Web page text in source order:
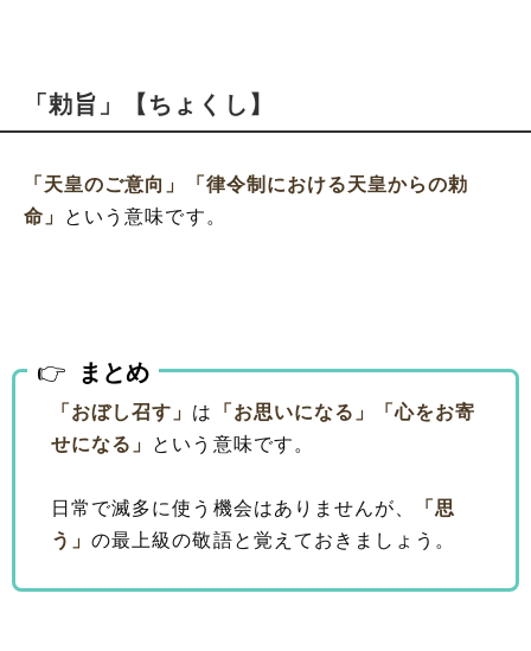
「勅旨」【ちょくし】
「天皇のご意向」
「律令制における天皇からの勅
命」
という意味です。
まとめ
「おぼし召す」 は 「お思いになる」
「心をお寄
せになる」 という意味です。
日常で滅多に使う機会はありませんが、
「思
う」の最上級の敬語と覚えておきましょう。